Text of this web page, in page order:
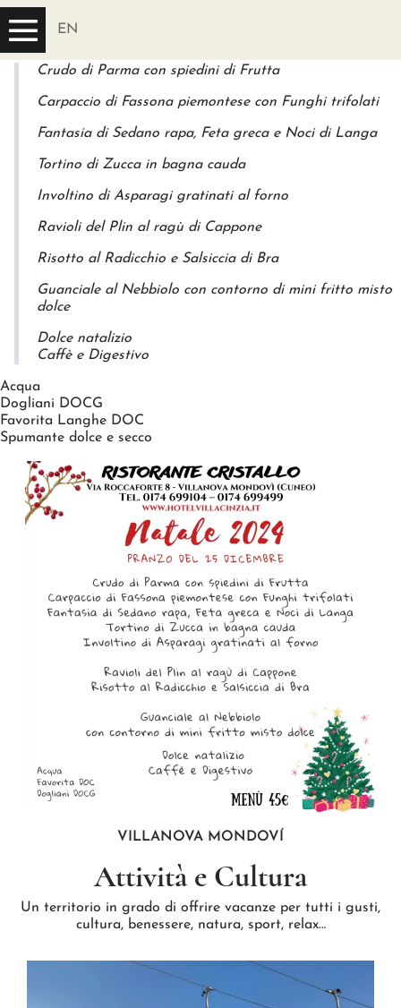
EN
Ristorante Cristallo – Christmas lunch
Menù:
Crudo di Parma con spiedini di Frutta
Carpaccio di Fassona piemontese con Funghi trifolati
Fantasia di Sedano rapa, Feta greca e Noci di Langa
Tortino di Zucca in bagna cauda
Involtino di Asparagi gratinati al forno
Ravioli del Plin al ragù di Cappone
Risotto al Radicchio e Salsiccia di Bra
Guanciale al Nebbiolo con contorno di mini fritto misto
dolce
Dolce natalizio
Caffè e Digestivo
Acqua
Dogliani DOCG
Favorita Langhe DOC
Spumante dolce e secco
VILLANOVA MONDOVÍ
Attività e Cultura
Un territorio in grado di offrire vacanze per tutti i gusti,
cultura, benessere, natura, sport, relax…